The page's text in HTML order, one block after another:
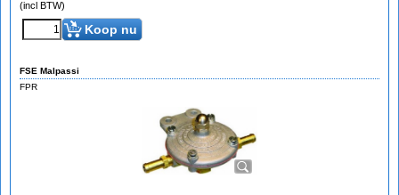
(incl BTW)
Koop nu
FSE Malpassi
FPR